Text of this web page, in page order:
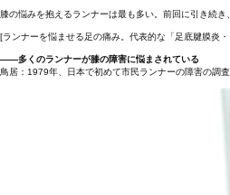
膝の悩みを抱えるランナーは最も多い。前回に引き続
[ランナーを悩ませる足の痛み。代表的な「足底腱膜炎
――多くのランナーが膝の障害に悩まされている
鳥居：1979年、日本で初めて市民ランナーの障害の調